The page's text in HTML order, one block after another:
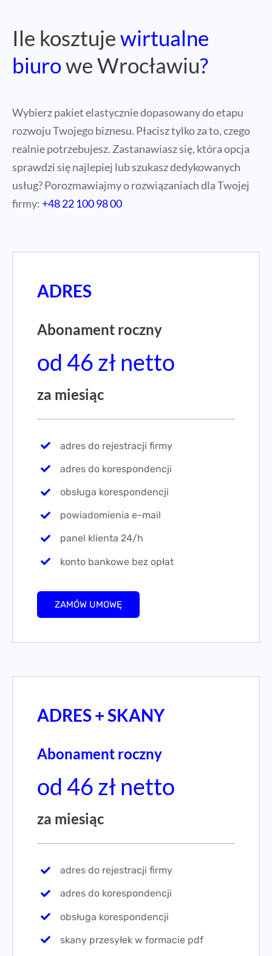
Ile kosztujewirtualne
biurowe Wrocławiu?
Wybierz pakiet elastycznie dopasowany do etapu
rozwoju Twojego biznesu. Płacisz tylko za to, czego
realnie potrzebujesz. Zastanawiasz się, która opcja
sprawdzi się najlepiej lub szukasz dedykowanych
usług? Porozmawiajmy o rozwiązaniach dla Twojej
firmy:+48 22 100 98 00
ADRES
Abonament roczny
od 46 zł netto
za miesiąc
adres do rejestracji firmy
adres do korespondencji
obsługa korespondencji
powiadomienia e-mail
panel klienta 24/h
konto bankowe bez opłat
ZAMÓW UMOWĘ
ADRES + SKANY
Abonament roczny
od 46 zł netto
za miesiąc
adres do rejestracji firmy
adres do korespondencji
obsługa korespondencji
skany przesyłek w formacie pdf